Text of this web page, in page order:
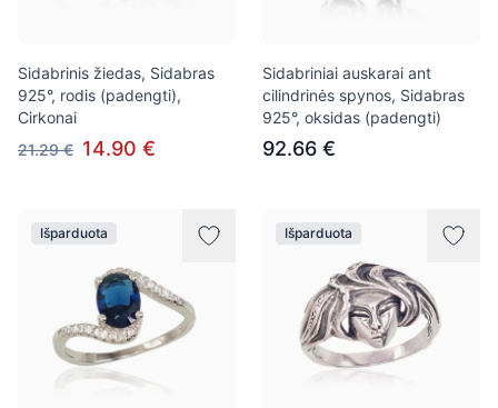
Sidabrinis žiedas, Sidabras
925°, rodis (padengti),
Cirkonai
21.29 € 14.90 €
Sidabriniai auskarai ant
cilindrinės spynos, Sidabras
925°, oksidas (padengti)
92.66 €
Išparduota Išparduota